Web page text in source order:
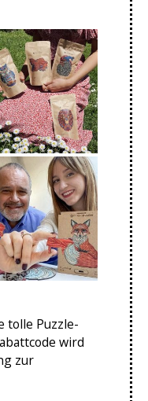
tolle Puzzle-
wird
zur